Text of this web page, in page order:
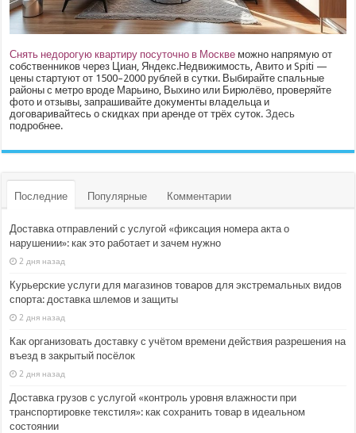
Снять недорогую квартиру посуточно в Москве можно напрямую от
собственников через Циан, Яндекс.Недвижимость, Авито и Spiti —
цены стартуют от 1500–2000 рублей в сутки. Выбирайте спальные
районы с метро вроде Марьино, Выхино или Бирюлёво, проверяйте
фото и отзывы, запрашивайте документы владельца и
договаривайтесь о скидках при аренде от трёх суток.Здесь
подробнее.
Последние Популярные Комментарии
Доставка отправлений с услугой «фиксация номера акта о
нарушении»: как это работает и зачем нужно
2 дня назад
Курьерские услуги для магазинов товаров для экстремальных видов
спорта: доставка шлемов и защиты
2 дня назад
Как организовать доставку с учётом времени действия разрешения на
въезд в закрытый посёлок
2 дня назад
Доставка грузов с услугой «контроль уровня влажности при
транспортировке текстиля»: как сохранить товар в идеальном
состоянии